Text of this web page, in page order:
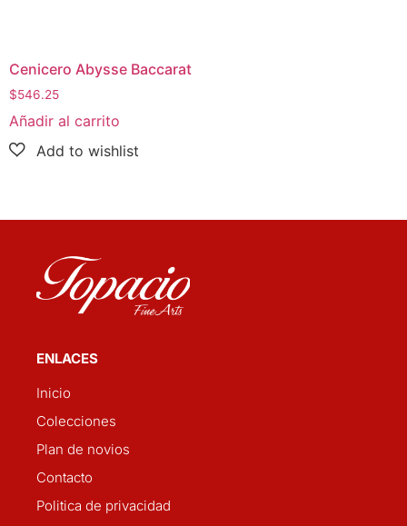
Cenicero Abysse Baccarat
$546.25
Añadir al carrito
ENLACES
Inicio
Colecciones
Plan de novios
Contacto
Politica de privacidad